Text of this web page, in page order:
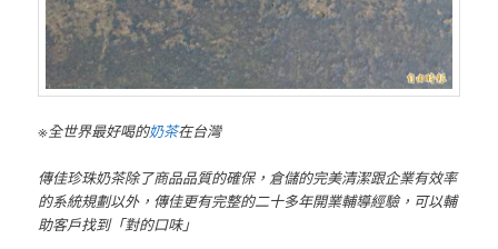
※全世界最好喝的奶茶在台灣
傳佳珍珠奶茶除了商品品質的確保，倉儲的完美清潔跟企業有效率
的系統規劃以外，傳佳更有完整的二十多年開業輔導經驗，可以輔
助客戶找到「對的口味」